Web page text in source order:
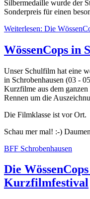
Silbermedaille wurde der
Sonderpreis für einen
Weiterlesen: Die
WössenCops in
Unser Schulfilm hat eine
in Schrobenhausen (03 -
Kurzfilme aus dem
Rennen um die
Die Filmklasse ist vor Ort.
Schau mer mal! :-)
BFF Schrobenhausen
Die
Kurzfilmfestival